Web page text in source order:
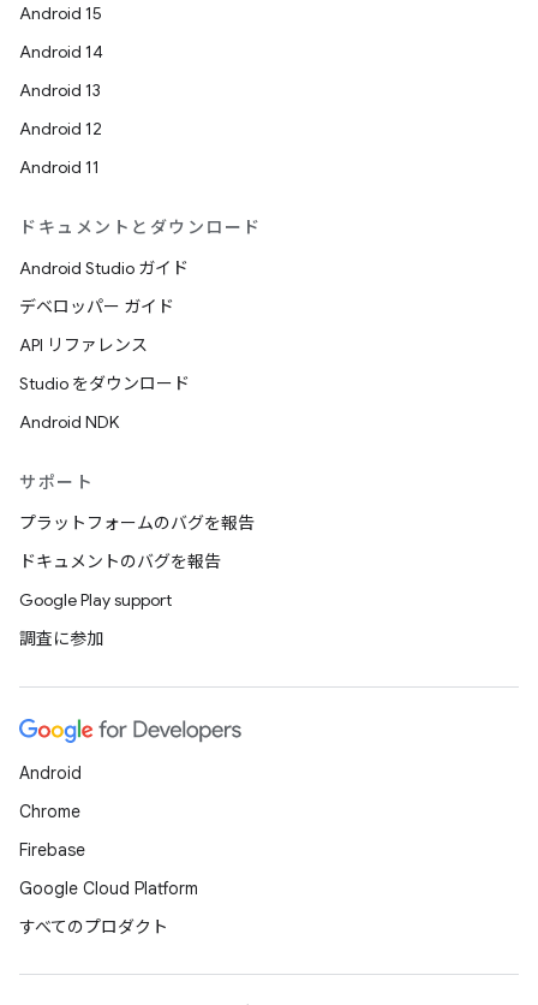
Android 15
Android 14
Android 13
Android 12
Android 11
ドキュメントとダウンロード
Android Studio ガイド
デベロッパー ガイド
API リファレンス
Studio をダウンロード
Android NDK
サポート
プラットフォームのバグを報告
ドキュメントのバグを報告
Google Play support
調査に参加
Android
Chrome
Firebase
Google Cloud Platform
すべてのプロダクト